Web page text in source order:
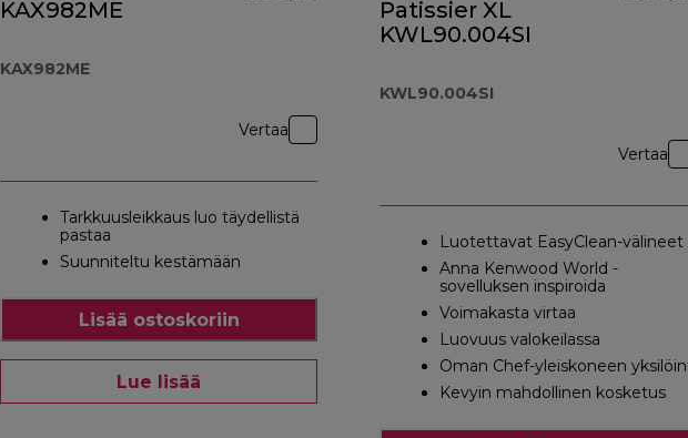
KAX982ME
KAX982ME
Vertaa
Tarkkuusleikkaus luo täydellistä
pastaa
Suunniteltu kestämään
Lisää ostoskoriin
Lue lisää
Patissier XL
KWL90.004SI
KWL90.004SI
Vertaa
Luotettavat EasyClean-välineet
Anna Kenwood World -
sovelluksen inspiroida
Voimakasta virtaa
Luovuus valokeilassa
Oman Chef-yleiskoneen
Kevyin mahdollinen kosketus